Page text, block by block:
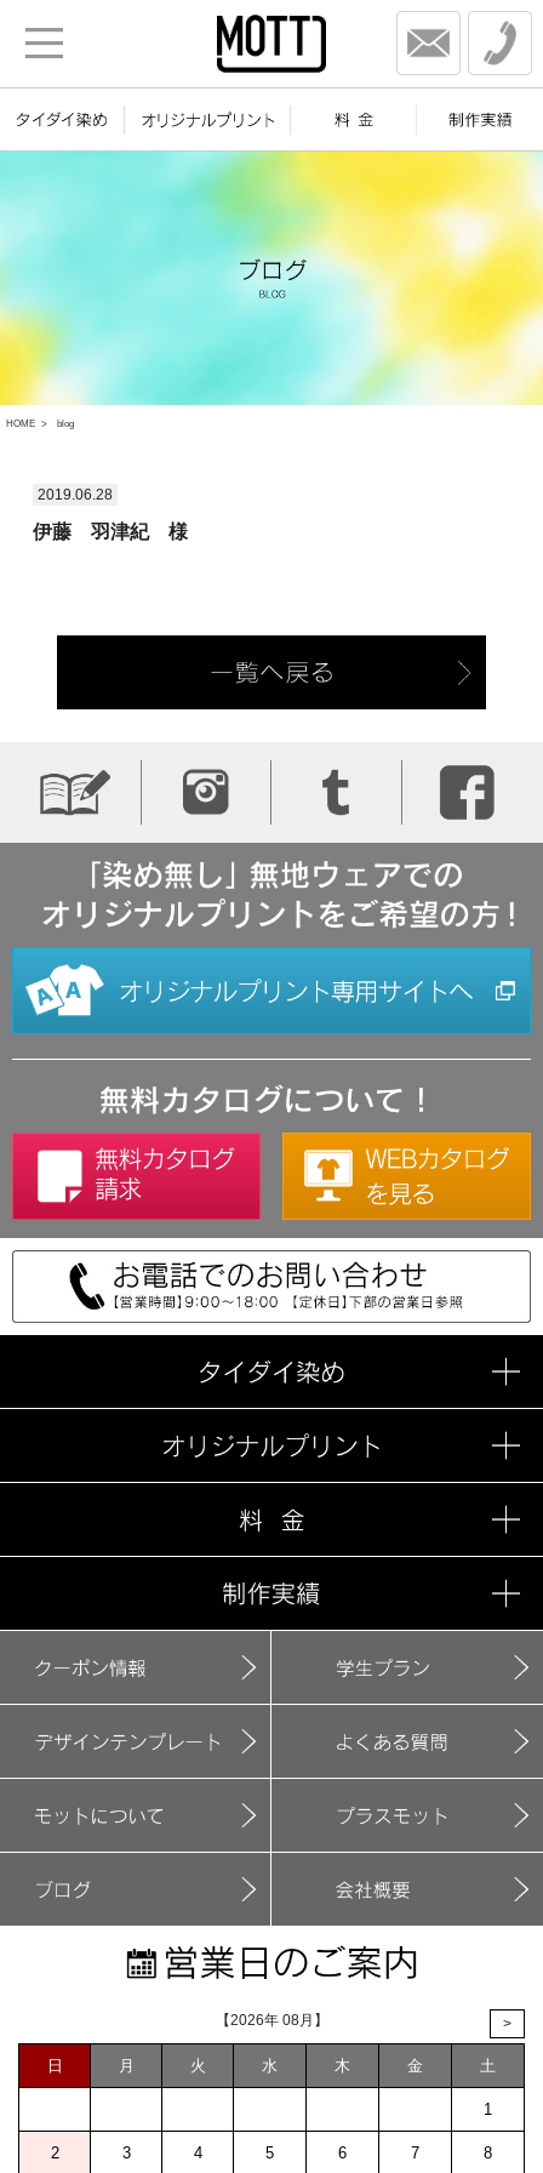
HOME blog
2019.06.28
伊藤 羽津紀 様
【2026年 08月】 >
日 月 火 水 木 金 土
1
2 3 4 5 6 7 8